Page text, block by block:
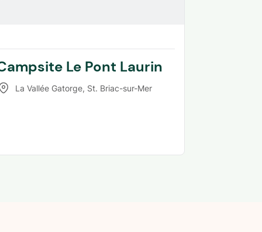
Le Pont Laurin
La Vallée Gatorge, St. Briac-sur-Mer